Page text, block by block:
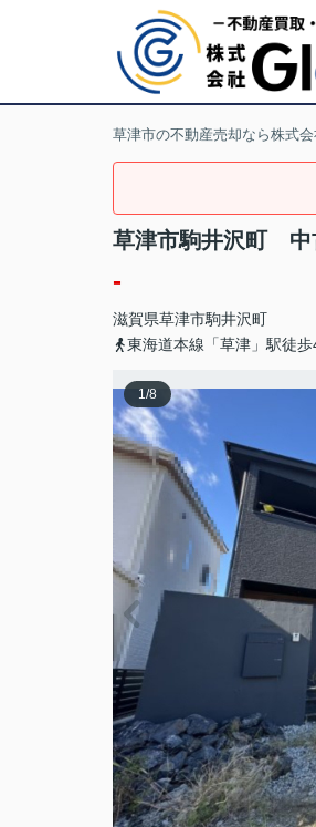
草津市の不動産売却なら株式
草津市駒井沢町 中
-
滋賀県草津市駒井沢町
東海道本線「草津」駅徒
1/8